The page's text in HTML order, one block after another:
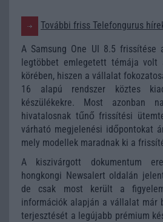
További friss Telefongurus
A Samsung One UI 8.5 frissítése
legtöbbet emlegetett témája volt
körében, hiszen a vállalat
16 alapú rendszer köztes
készülékekre. Most azonban
hivatalosnak tűnő frissítési
várható megjelenési időpontokat
mely modellek maradnak ki a
A kiszivárgott dokumentum
hongkongi Newsalert oldalán
de csak most került a
információk alapján a vállalat már
terjesztését a legújabb prémium